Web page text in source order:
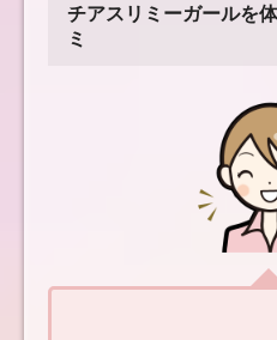
チアスリミーガールを
ミ